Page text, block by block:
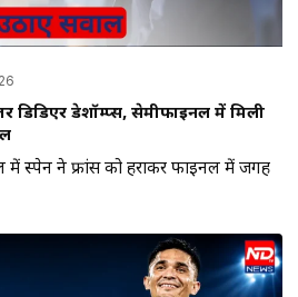
डिडिएर डेशॉम्प्स, सेमीफाइनल में मिली
में स्पेन ने फ्रांस को हराकर फाइनल में जगह